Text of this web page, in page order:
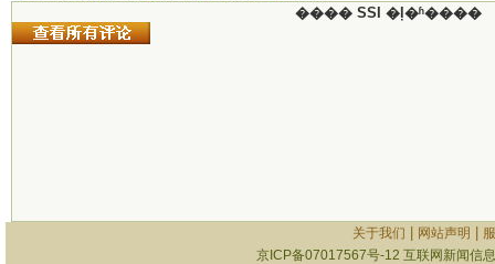
���� SSI �ļ�ʱ����
关于我们 网站声明
京ICP备07017567号-12 互联网新闻信